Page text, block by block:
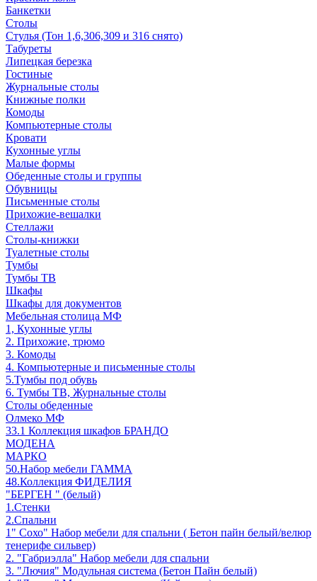
Банкетки
Столы
Стулья (Тон 1,6,306,309 и 316 снято)
Табуреты
Липецкая березка
Гостиные
Журнальные столы
Книжные полки
Комоды
Компьютерные столы
Кровати
Кухонные углы
Малые формы
Обеденные столы и группы
Обувницы
Письменные столы
Прихожие-вешалки
Стеллажи
Столы-книжки
Туалетные столы
Тумбы
Тумбы ТВ
Шкафы
Шкафы для документов
Мебельная столица МФ
1, Кухонные углы
2. Прихожие, трюмо
3. Комоды
4. Компьютерные и письменные столы
5.Тумбы под обувь
6. Тумбы ТВ, Журнальные столы
Столы обеденные
Олмеко МФ
33.1 Коллекция шкафов БРАНДО
МОДЕНА
МАРКО
50.Набор мебели ГАММА
48.Коллекция ФИДЕЛИЯ
"БЕРГЕН " (белый)
1.Стенки
2.Спальни
1" Сохо" Набор мебели для спальни ( Бетон пайн белый/велюр
тенерифе сильвер)
2. "Габриэлла" Набор мебели для спальни
3. "Лючия" Модульная система (Бетон Пайн белый)